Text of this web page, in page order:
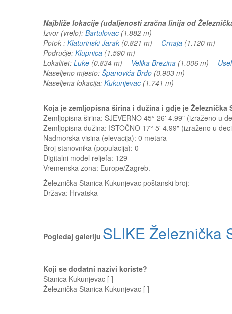
Najbliže lokacije (udaljenosti zračna linija od
Izvor (vrelo): Bartulovac (1.882 m)
Potok : Klaturinski Jarak (0.821 m) Crnaja (1.120 m)
Područje: Klupnica (1.590 m)
Lokalitet: Luke (0.834 m) Velika Brezina (1.006 m)
Naseljeno mjesto: Španovića Brdo (0.903 m)
Naseljena lokacija: Kukunjevac (1.741 m)
Koja je zemljopisna širina i dužina i gdje je
Zemljopisna širina: SJEVERNO 45° 26' 4.99" (izraženo u
Zemljopisna dužina: ISTOČNO 17° 5' 4.99" (izraženo u
Nadmorska visina (elevacija): 0 metara
Broj stanovnika (populacija): 0
Digitalni model reljefa: 129
Vremenska zona: Europe/Zagreb.
Železnička Stanica Kukunjevac poštanski broj:
Država: Hrvatska
Pogledaj galeriju SLIKE Železnička
Koji se dodatni nazivi koriste?
Stanica Kukunjevac [ ]
Železnička Stanica Kukunjevac [ ]